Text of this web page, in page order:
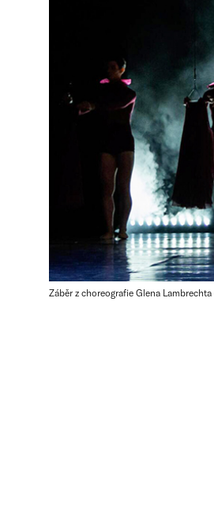
Záběr z choreografie Glena Lambrechta